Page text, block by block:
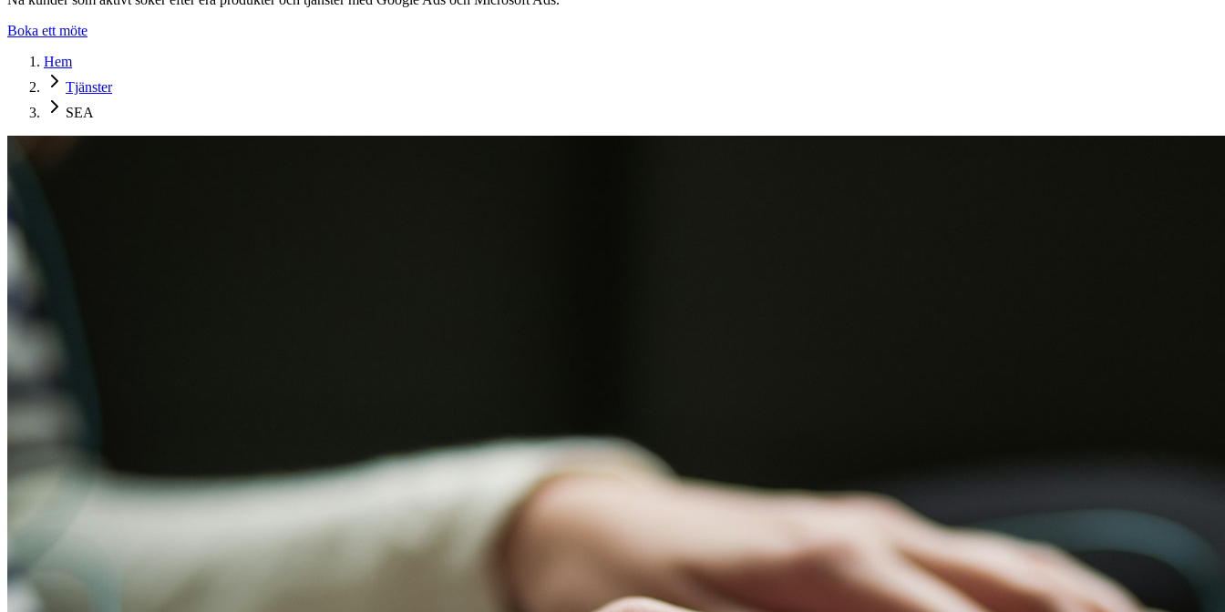
Boka ett möte
Hem
Tjänster
SEA